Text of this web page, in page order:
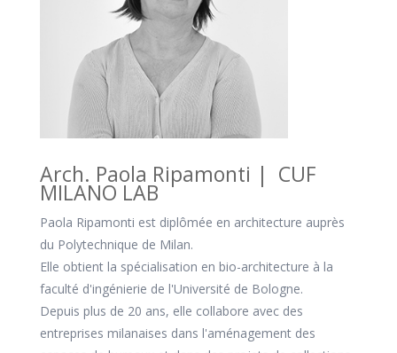
Arch. Paola Ripamonti | CUF
MILANO LAB
Paola Ripamonti est diplômée en architecture auprès
du Polytechnique de Milan.
Elle obtient la spécialisation en bio-architecture à la